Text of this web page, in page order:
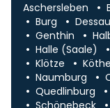
Aschersleben
Burg
Genthin
Halle (Saale)
Klötze
Naumburg
Quedlinburg
Schönebeck